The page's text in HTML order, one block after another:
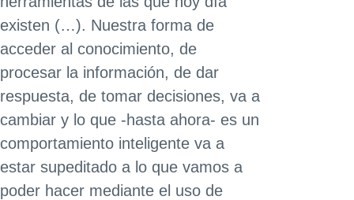
existen (…). Nuestra forma de
acceder al conocimiento, de
procesar la información, de dar
respuesta, de tomar decisiones, va a
cambiar y lo que -hasta ahora- es un
comportamiento inteligente va a
estar supeditado a lo que vamos a
poder hacer mediante el uso de